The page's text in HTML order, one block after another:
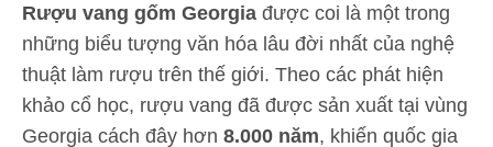
Rượu vang gốm Georgia được coi là một trong
những biểu tượng văn hóa lâu đời nhất của nghệ
thuật làm rượu trên thế giới. Theo các phát hiện
khảo cổ học, rượu vang đã được sản xuất tại vùng
Georgia cách đây hơn 8.000 năm, khiến quốc gia